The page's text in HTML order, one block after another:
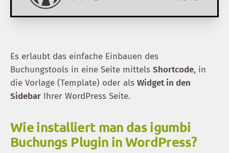
Es erlaubt das einfache Einbauen des
Buchungstools in eine Seite mittels Shortcode, in
die Vorlage (Template) oder als Widget in den
Sidebar Ihrer WordPress Seite.
Wie installiert man das igumbi
Buchungs Plugin in WordPress?